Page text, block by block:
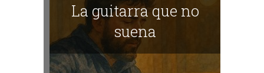
La guitarra que no
suena